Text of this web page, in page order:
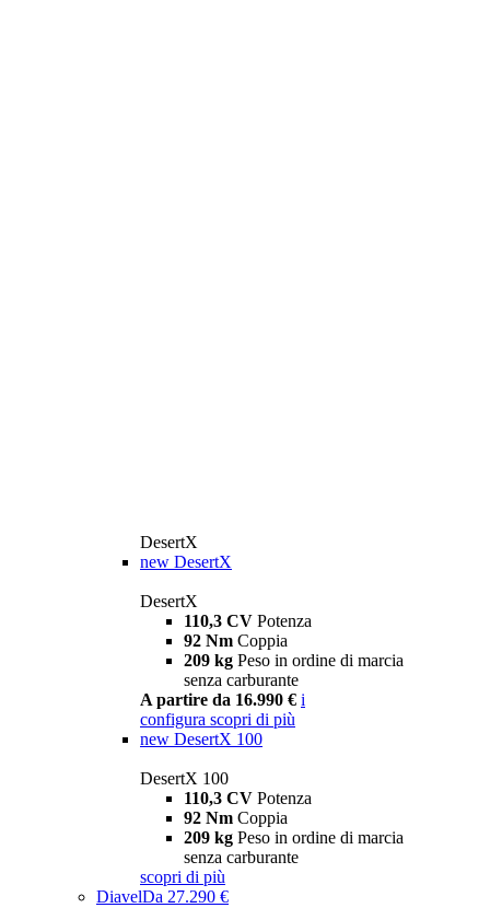
DesertX
new DesertX
DesertX
110,3 CV Potenza
92 Nm Coppia
209 kg Peso in ordine di marcia
senza carburante
A partire da 16.990 € i
configura scopri di più
new DesertX 100
DesertX 100
110,3 CV Potenza
92 Nm Coppia
209 kg Peso in ordine di marcia
senza carburante
scopri di più
DiavelDa 27.290 €